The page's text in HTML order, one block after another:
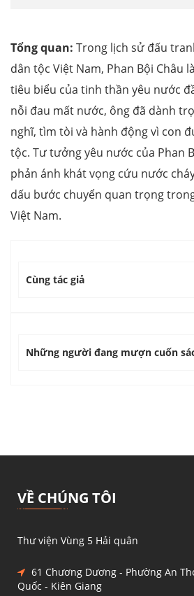
Tổng quan: Trong lịch sử đấu
dân tộc Việt Nam, Phan Bội Châu
tiêu biểu của tinh thần yêu nước
nỗi đau mất nước, ông đã dành
nghĩ, tìm tòi và hành động vì con
tộc. Tư tưởng yêu nước của Phan
phản ánh khát vọng cứu nước
dấu bước chuyển quan trọng
Việt Nam.
Cùng tác giả
Những người đang mượn cuốn
VỀ CHÚNG TÔI
Thư viện Vùng 5 Hải quân
61 Chương Dương - Phường An
Quốc - Kiên Giang